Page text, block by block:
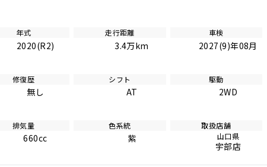
年式
2020(R2)
走行距離
3.4万km
車検
2027(9)年08月
修復歴
無し
シフト
AT
駆動
2WD
排気量
660cc
色系統
紫
取扱店舗
山口県
宇部店